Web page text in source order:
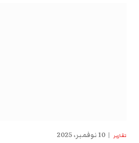
تقارير 10 نوفمبر، 2025